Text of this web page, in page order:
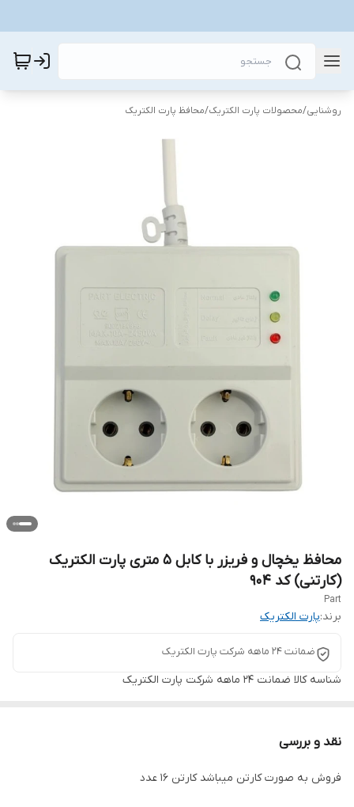
روشنایی/محصولات پارت الکتریک/محافظ پارت الکتریک
محافظ یخچال و فریزر با کابل ۵ متری پارت الکتریک
(کارتنی) کد ۹۰۴
Part
برند:پارت الکتریک
ضمانت ۲۴ ماهه شرکت پارت الکتریک
شناسه کالا ضمانت ۲۴ ماهه شرکت پارت الکتریک
نقد و بررسی
فروش به صورت کارتن میباشد کارتن ۱۶ عدد